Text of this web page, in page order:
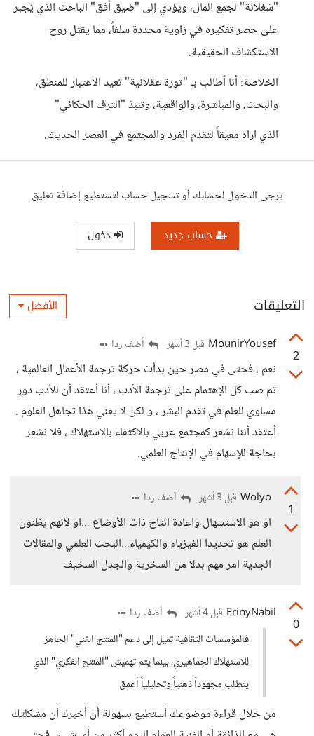
"شغلانة" لجمع المال، ويؤدي إلى "ضيق أفق" الباحث الذي يُجبر
على حصر تفكيره في زاوية محددة سلفاً، مما يقتل روح
الاستكشاف الحقيقية.
الخلاصة: أنا أطالب بـ "ثورة عقلانية" تعيد الاعتبار للمنطق،
والبحث، والمباشرة، والواقعية، وتنبذ "الترف الحكائي"
الذي اراه معيقاً لتقدم الفرد والمجتمع في العصر الحديث.
يرجى الدخول لحسابك أو تسجيل حساب لتستطيع إضافة تعليق
حساب جديد دخول
التعليقات الأفضل
2
MounirYousef قبل 3 أشهر أضف ردا
نعم ، فحتى في مصر حين بدأت حركة ترجمة الأعمال العالمية ،
تم صب كل الإهتمام على ترجمة الأدب ، أنا أعتقد أن للأدب دور
مساوي للعلم في تقدم البشر ، و لكن لا يعني هذا تجاهل العلوم .
أعتقد أننا نشعر كمجتمع عربي بالاكتفاء بالاستهلاك ، فلا نشعر
بحاجة للإسهام في الإنتاج العلمي.
1
Wolyo قبل 3 أشهر أضف ردا
او هو الاستسهال واعادة انتاج ذات الأوضاع ...او لأنهم يظنون
العلم هو تحديدا الفيزياء والكيمياء...البحث العلمي والمقالات
الجدية امر مهم بدلا من السخرية والجدل السخيف
0
ErinyNabil قبل 4 أشهر
أضف ردا
فالمؤسسات الثقافية تميل إلى دعم "المنتج الفني" الجاهز
للاستهلاك الجماهيري، بينما يتم تهميش "المنتج الفكري" الذي
يتطلب مجهوداً ذهنياً وتحليلياً أعمق
من خلال قراءة موضوعك أستطيع بسهولة أن أخبرك أن مشكلتك